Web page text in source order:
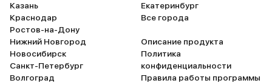
Казань
Краснодар
Ростов-на-Дону
Нижний Новгород
Новосибирск
Санкт-Петербург
Волгоград
Екатеринбург
Все города
Описание продукта
Политика
конфиденциальности
Правила работы программы